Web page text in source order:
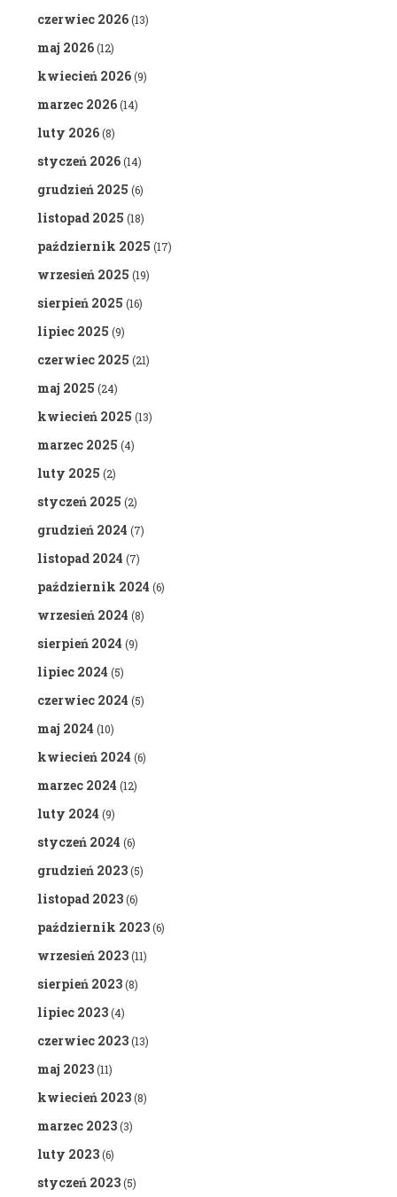
czerwiec 2026(13)
maj 2026(12)
kwiecień 2026(9)
marzec 2026(14)
luty 2026(8)
styczeń 2026(14)
grudzień 2025 (6)
listopad 2025 (18)
październik 2025 (17)
wrzesień 2025 (19)
sierpień 2025 (16)
lipiec 2025 (9)
czerwiec 2025 (21)
maj 2025 (24)
kwiecień 2025 (13)
marzec 2025 (4)
luty 2025 (2)
styczeń 2025 (2)
grudzień 2024 (7)
listopad 2024 (7)
październik 2024 (6)
wrzesień 2024 (8)
sierpień 2024 (9)
lipiec 2024 (5)
czerwiec 2024 (5)
maj 2024 (10)
kwiecień 2024 (6)
marzec 2024 (12)
luty 2024 (9)
styczeń 2024 (6)
grudzień 2023(5)
listopad 2023(6)
październik 2023(6)
wrzesień 2023(11)
sierpień 2023(8)
lipiec 2023(4)
czerwiec 2023(13)
maj 2023(11)
kwiecień 2023(8)
marzec 2023(3)
luty 2023(6)
styczeń 2023(5)